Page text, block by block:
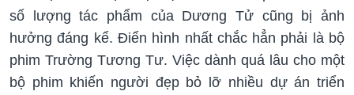
số lượng tác phẩm của Dương Tử cũng bị ảnh
hưởng đáng kể. Điển hình nhất chắc hẳn phải là bộ
phim Trường Tương Tư. Việc dành quá lâu cho một
bộ phim khiến người đẹp bỏ lỡ nhiều dự án triển